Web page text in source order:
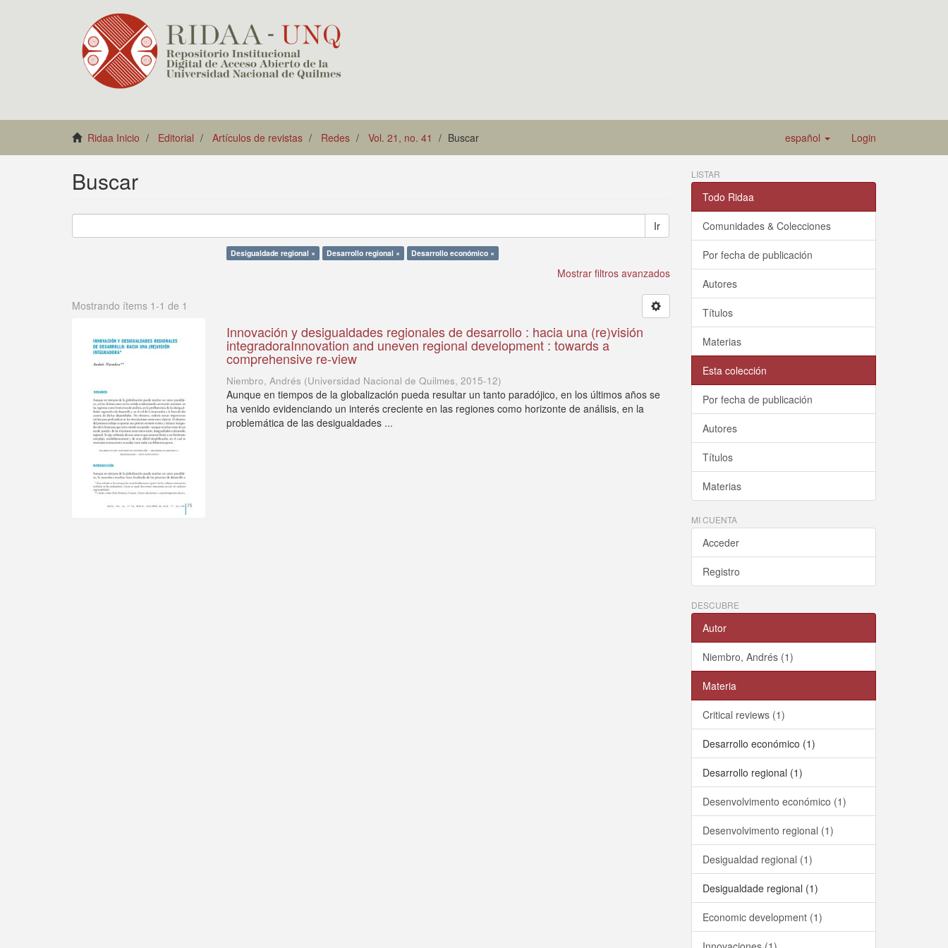
Ridaa Inicio Editorial Artículos de revistas Redes Vol. 21, no. 41 Buscar español Login
Buscar
Ir
Desigualdade regional × Desarrollo regional × Desarrollo económico ×
Mostrar filtros avanzados
Mostrando ítems 1-1 de 1
Innovación y desigualdades regionales de desarrollo : hacia una (re)visión
integradoraInnovation and uneven regional development : towards a
comprehensive re-view
Niembro, Andrés (Universidad Nacional de Quilmes,2015-12)
Aunque en tiempos de la globalización pueda resultar un tanto paradójico, en los últimos años se
ha venido evidenciando un interés creciente en las regiones como horizonte de análisis, en la
problemática de las desigualdades ...
LISTAR
Todo Ridaa
Comunidades & Colecciones
Por fecha de publicación
Autores
Títulos
Materias
Esta colección
Por fecha de publicación
Autores
Títulos
Materias
MI CUENTA
Acceder
Registro
DESCUBRE
Autor
Niembro, Andrés (1)
Materia
Critical reviews (1)
Desarrollo económico (1)
Desarrollo regional (1)
Desenvolvimento económico (1)
Desenvolvimento regional (1)
Desigualdad regional (1)
Desigualdade regional (1)
Economic development (1)